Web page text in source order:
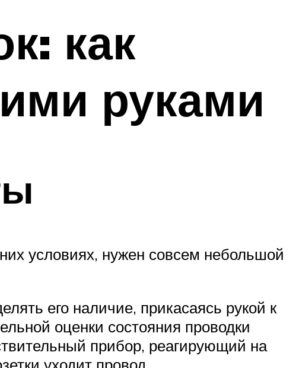
как
руками
условиях, нужен совсем небольшой
его наличие, прикасаясь рукой к
оценки состояния проводки
прибор, реагирующий на
уходит провод.